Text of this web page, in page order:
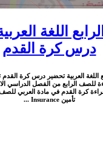
اللغة
درس كرة القدم
اللغة العربية تحضير درس كرة
للصف الرابع من الفصل الدراسي
كرة القدم في مادة العربي للصف
تأمين Insurance ...